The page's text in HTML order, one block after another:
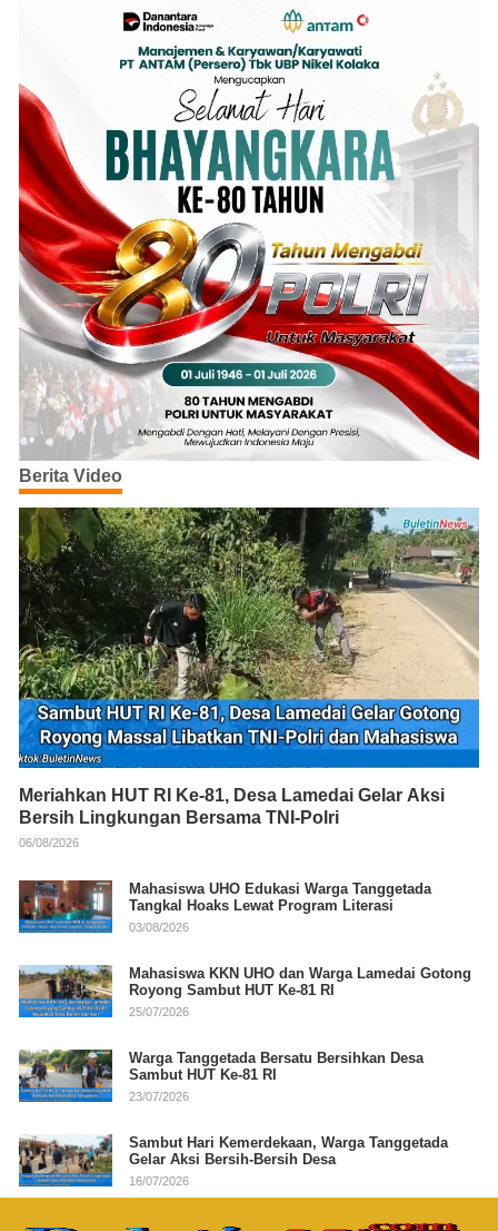
Berita Video
Meriahkan HUT RI Ke-81, Desa Lamedai Gelar Aksi
Bersih Lingkungan Bersama TNI-Polri
06/08/2026
Mahasiswa UHO Edukasi Warga Tanggetada
Tangkal Hoaks Lewat Program Literasi
03/08/2026
Mahasiswa KKN UHO dan Warga Lamedai Gotong
Royong Sambut HUT Ke-81 RI
25/07/2026
Warga Tanggetada Bersatu Bersihkan Desa
Sambut HUT Ke-81 RI
23/07/2026
Sambut Hari Kemerdekaan, Warga Tanggetada
Gelar Aksi Bersih-Bersih Desa
16/07/2026